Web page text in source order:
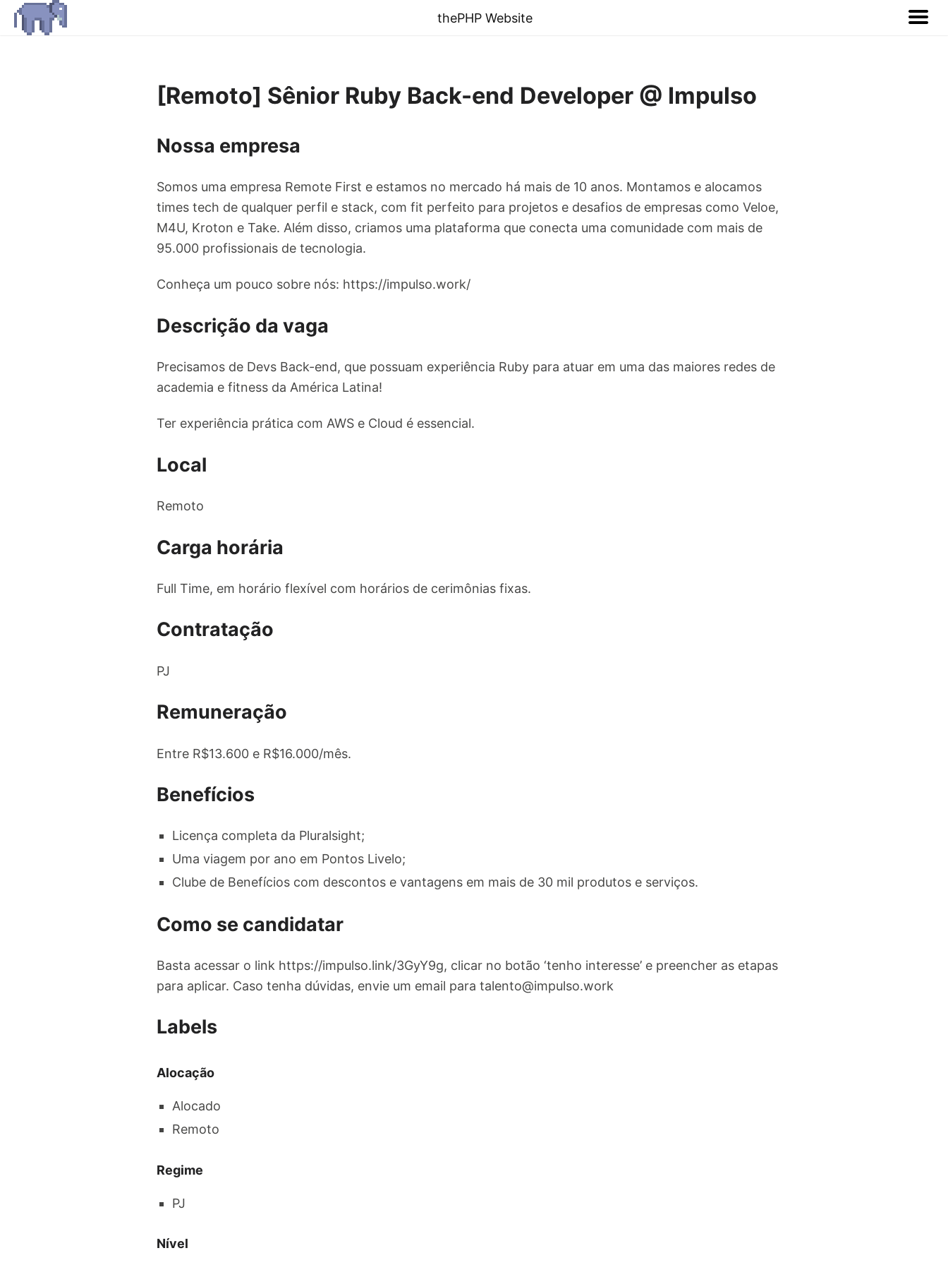
thePHP Website
[Remoto] Sênior Ruby Back-end Developer @ Impulso
Nossa empresa
Somos uma empresa Remote First e estamos no mercado há mais de 10 anos. Montamos e alocamos
times tech de qualquer perfil e stack, com fit perfeito para projetos e desafios de empresas como Veloe,
M4U, Kroton e Take. Além disso, criamos uma plataforma que conecta uma comunidade com mais de
95.000 profissionais de tecnologia.
Conheça um pouco sobre nós: https://impulso.work/
Descrição da vaga
Precisamos de Devs Back-end, que possuam experiência Ruby para atuar em uma das maiores redes de
academia e fitness da América Latina!
Ter experiência prática com AWS e Cloud é essencial.
Local
Remoto
Carga horária
Full Time, em horário flexível com horários de cerimônias fixas.
Contratação
PJ
Remuneração
Entre R$13.600 e R$16.000/mês.
Benefícios
Licença completa da Pluralsight;
Uma viagem por ano em Pontos Livelo;
Clube de Benefícios com descontos e vantagens em mais de 30 mil produtos e serviços.
Como se candidatar
Basta acessar o link https://impulso.link/3GyY9g, clicar no botão ‘tenho interesse’ e preencher as etapas
para aplicar. Caso tenha dúvidas, envie um email para talento@impulso.work
Labels
Alocação
Alocado
Remoto
Regime
PJ
Nível